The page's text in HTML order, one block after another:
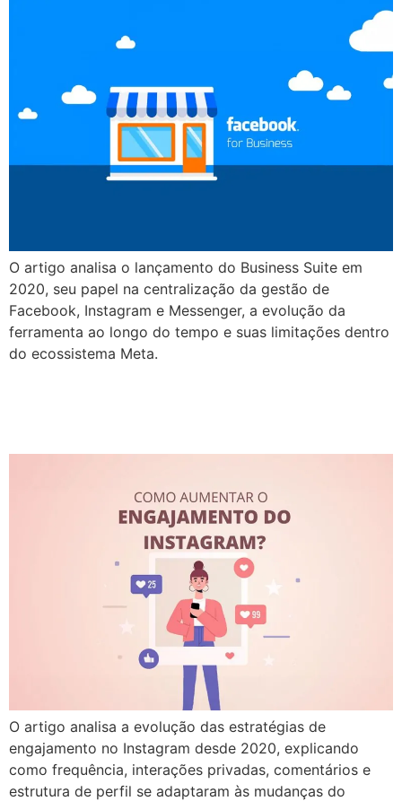
O artigo analisa o lançamento do Business Suite em
2020, seu papel na centralização da gestão de
Facebook, Instagram e Messenger, a evolução da
ferramenta ao longo do tempo e suas limitações dentro
do ecossistema Meta.
O artigo analisa a evolução das estratégias de
engajamento no Instagram desde 2020, explicando
como frequência, interações privadas, comentários e
estrutura de perfil se adaptaram às mudanças do